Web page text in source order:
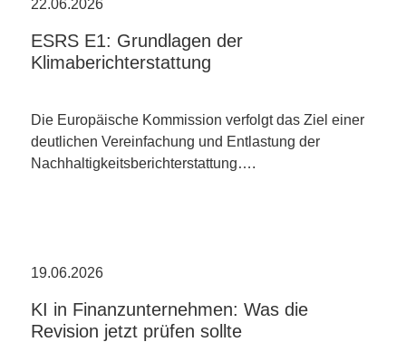
22.06.2026
ESRS E1: Grundlagen der
Klimaberichterstattung
Die Europäische Kommission verfolgt das Ziel einer
deutlichen Vereinfachung und Entlastung der
Nachhaltigkeitsberichterstattung….
19.06.2026
KI in Finanzunternehmen: Was die
Revision jetzt prüfen sollte